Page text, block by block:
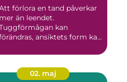
förlora en tand påverkar
mer än leendet.
kan
ansiktets form kan
02. maj